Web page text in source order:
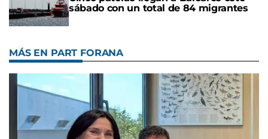
sábado con un total de 84 migrantes
MÁS EN PART FORANA